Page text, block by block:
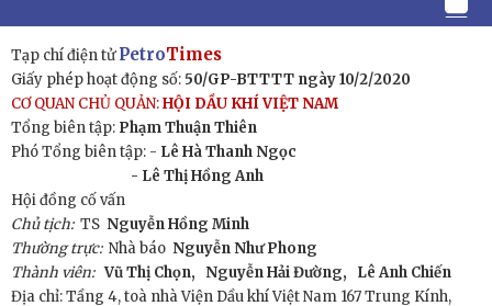
Tạp chí điện tửPetroTimes
Giấy phép hoạt động số: 50/GP-BTTTT ngày 10/2/2020
CƠ QUAN CHỦ QUẢN:HỘI DẦU KHÍ VIỆT NAM
Tổng biên tập: Phạm Thuận Thiên
Phó Tổng biên tập: - Lê Hà Thanh Ngọc
- Lê Thị Hồng Anh
Hội đồng cố vấn
Chủ tịch:TS Nguyễn Hồng Minh
Thường trực: Nhà báo Nguyễn Như Phong
Thành viên: Vũ Thị Chọn, Nguyễn Hải Đường,
Lê Anh Chiến
Địa chỉ: Tầng 4, toà nhà Viện Dầu khí Việt Nam 167 Trung Kính,